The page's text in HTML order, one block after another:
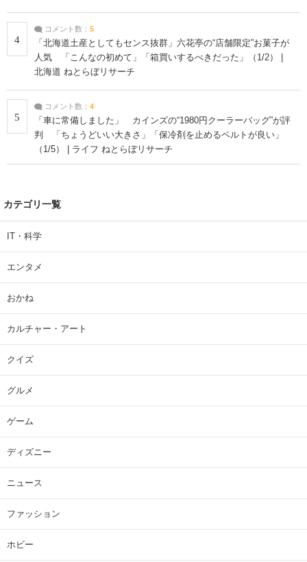
4
コメント数： 5
「北海道土産としてもセンス抜群」六花亭の“店舗限定”お菓子が
人気 「こんなの初めて」「箱買いするべきだった」（1/2） |
北海道 ねとらぼリサーチ
5
コメント数： 4
「車に常備しました」 カインズの“1980円クーラーバッグ”が評
判 「ちょうどいい大きさ」「保冷剤を止めるベルトが良い」
（1/5） | ライフ ねとらぼリサーチ
カテゴリ一覧
IT・科学
エンタメ
おかね
カルチャー・アート
クイズ
グルメ
ゲーム
ディズニー
ニュース
ファッション
ホビー